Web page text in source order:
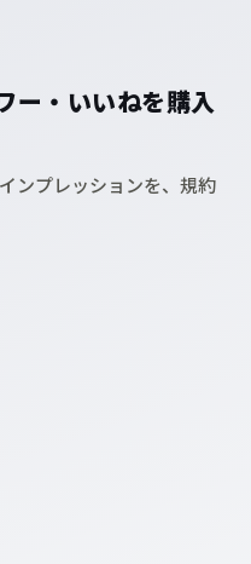
・いいねを購入
ンプレッションを、規約